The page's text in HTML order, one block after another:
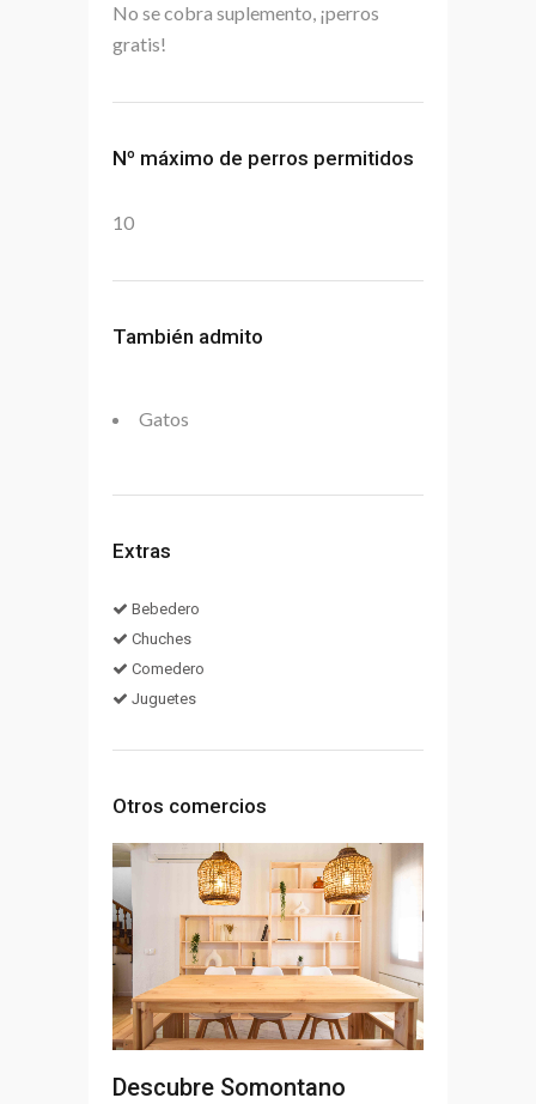
No se cobra suplemento, ¡perros
gratis!
Nº máximo de perros permitidos
10
También admito
Gatos
Extras
Bebedero
Chuches
Comedero
Juguetes
Otros comercios
Descubre Somontano